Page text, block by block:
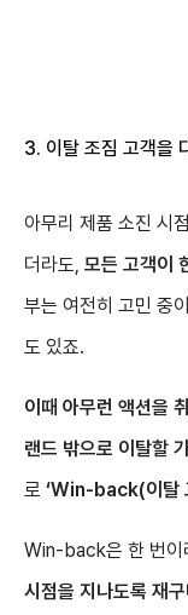
3. 이탈 조짐 고객을
아무리 제품 소진 시
더라도, 모든 고객이
부는 여전히 고민 중
도 있죠.
이때 아무런 액션을
랜드 밖으로 이탈할
로 ‘Win-back(이탈
Win-back은 한 번이
시점을 지나도록 재